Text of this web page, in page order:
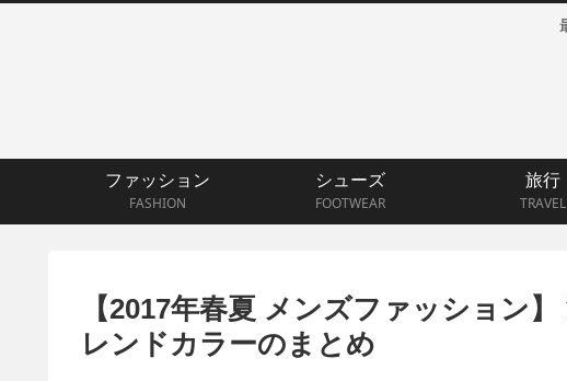
ファッション
FASHION
シューズ
FOOTWEAR
旅行
TRAVEL
【2017年春夏 メンズファッション
レンドカラーのまとめ